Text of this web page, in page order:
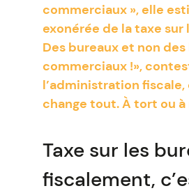
commerciaux », elle
exonérée de la taxe sur
Des bureaux et non
commerciaux !»,
l’administration fiscale,
change tout. À tort ou à
Taxe sur les
fiscalement,